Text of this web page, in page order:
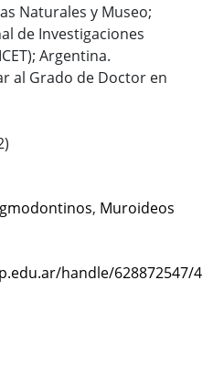
Naturales y Museo;
de Investigaciones
Argentina.
al Grado de Doctor en
, Muroideos
handle/628872547/4